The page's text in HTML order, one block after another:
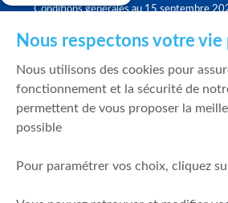
Conditions générales au 15 septembre
Politique de meilleure sélection
Politique de durabilité
Fonds de garantie des dépôts et de
Nous respectons votre vie
Nous utilisons des cookies pour
fonctionnement et la sécurité de
permettent de vous proposer la
possible
Pour paramétrer vos choix, cliquez